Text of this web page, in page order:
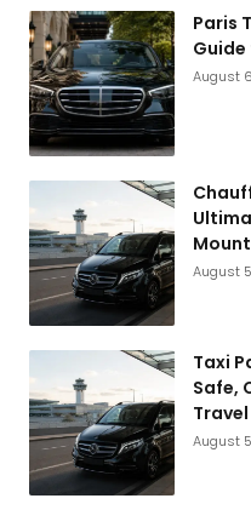
Paris
August
August
Taxi
Safe,
August